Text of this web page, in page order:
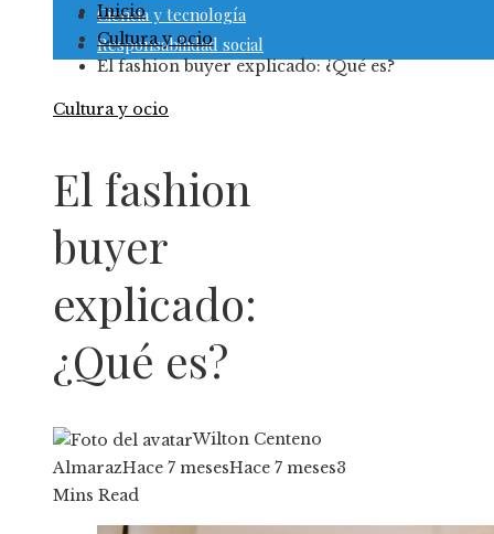
Ciencia y tecnología
Responsabilidad social
Inicio
Cultura y ocio
El fashion buyer explicado: ¿Qué es?
Cultura y ocio
El fashion
buyer
explicado:
¿Qué es?
Wilton Centeno
AlmarazHace 7 mesesHace 7 meses3
Mins Read